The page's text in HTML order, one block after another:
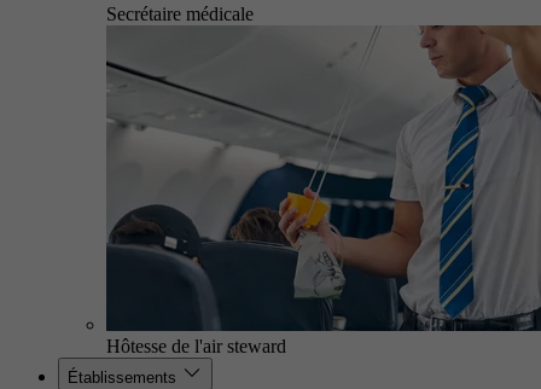
Secrétaire médicale
Hôtesse de l'air steward
Établissements